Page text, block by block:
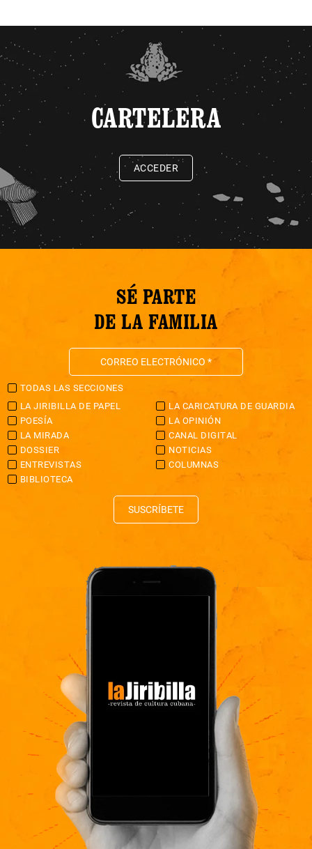
CARTELERA
ACCEDER
SÉ PARTE
DE LA FAMILIA
TODAS LAS SECCIONES
LA JIRIBILLA DE PAPEL
LA CARICATURA DE GUARDIA
POESÍA
LA OPINIÓN
LA MIRADA
CANAL DIGITAL
DOSSIER
NOTICIAS
ENTREVISTAS
COLUMNAS
BIBLIOTECA
SUSCRÍBETE